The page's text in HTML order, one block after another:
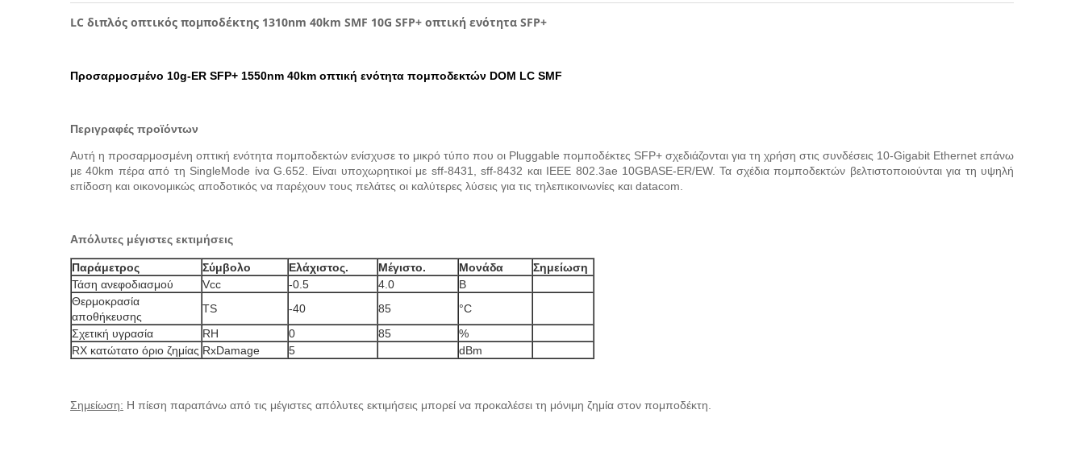
LC διπλός οπτικός πομποδέκτης 1310nm 40km SMF 10G SFP+ οπτική ενότητα SFP+
Προσαρμοσμένο 10g-ER SFP+ 1550nm 40km οπτική ενότητα πομποδεκτών DOM LC SMF
Περιγραφές προϊόντων
Αυτή η προσαρμοσμένη οπτική ενότητα πομποδεκτών ενίσχυσε το μικρό τύπο που οι Pluggable πομποδέκτες SFP+ σχεδιάζονται για τη χρήση στις συνδέσεις 10-Gigabit Ethernet επάνω
με 40km πέρα από τη SingleMode ίνα G.652. Είναι υποχωρητικοί με sff-8431, sff-8432 και IEEE 802.3ae 10GBASE-ER/EW. Τα σχέδια πομποδεκτών βελτιστοποιούνται για τη υψηλή
επίδοση και οικονομικώς αποδοτικός να παρέχουν τους πελάτες οι καλύτερες λύσεις για τις τηλεπικοινωνίες και datacom.
Απόλυτες μέγιστες εκτιμήσεις
Παράμετρος Σύμβολο Ελάχιστος. Μέγιστο. Μονάδα
Σημείωση
Τάση ανεφοδιασμού
Vcc -0.5 4.0
Β
Θερμοκρασία
αποθήκευσης
TS -40 85
°C
Σχετική υγρασία
RH 0 85
%
RX κατώτατο όριο ζημίας RxDamage 5 dBm
Σημείωση: Η πίεση παραπάνω από τις μέγιστες απόλυτες εκτιμήσεις μπορεί να προκαλέσει τη μόνιμη ζημία στον πομποδέκτη.